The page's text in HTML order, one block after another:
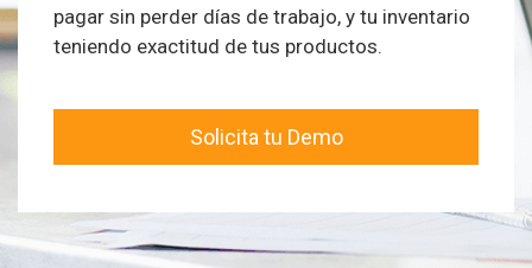
pagar sin perder días de trabajo, y tu inventario
teniendo exactitud de tus productos.
Solicita tu Demo